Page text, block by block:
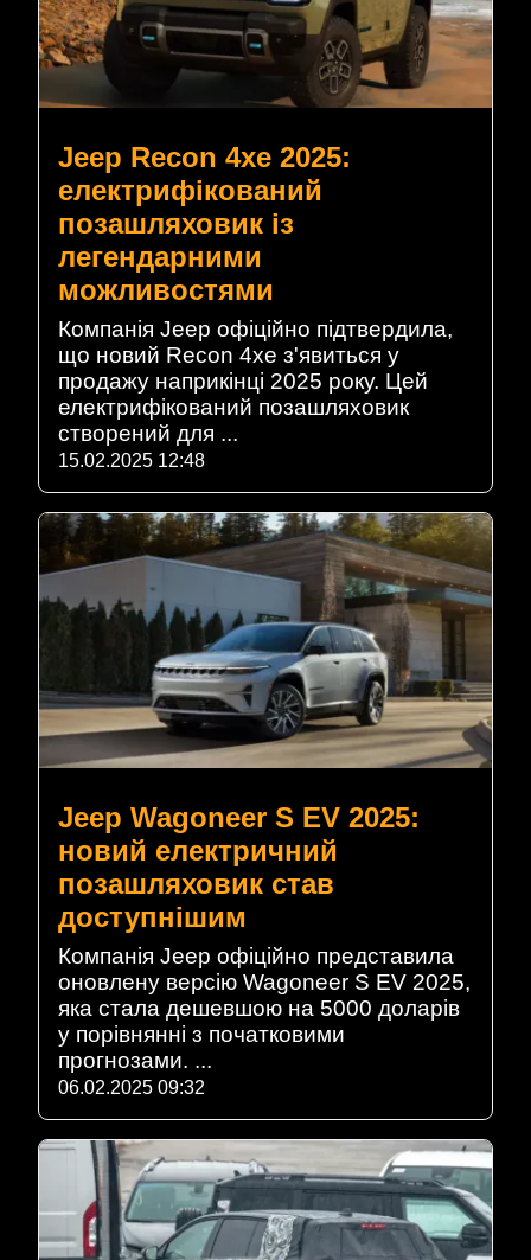
Jeep Recon 4xe 2025:
електрифікований
позашляховик із
легендарними
можливостями
Компанія Jeep офіційно підтвердила,
що новий Recon 4xe з'явиться у
продажу наприкінці 2025 року. Цей
електрифікований позашляховик
створений для ...
15.02.2025 12:48
Jeep Wagoneer S EV 2025:
новий електричний
позашляховик став
доступнішим
Компанія Jeep офіційно представила
оновлену версію Wagoneer S EV 2025,
яка стала дешевшою на 5000 доларів
у порівнянні з початковими
прогнозами. ...
06.02.2025 09:32